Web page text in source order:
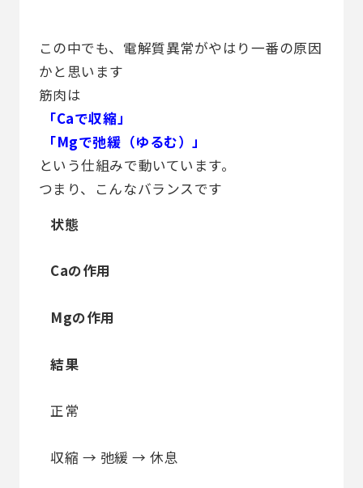
この中でも、電解質異常がやはり一番の原因
かと思います
筋肉は
「Caで収縮」
「Mgで弛緩（ゆるむ）」
という仕組みで動いています。
つまり、こんなバランスです
状態
Caの作用
Mgの作用
結果
正常
収縮 → 弛緩 → 休息